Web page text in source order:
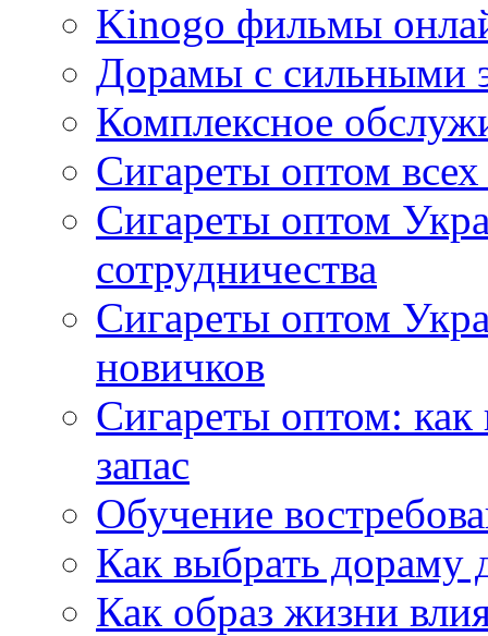
Kinogo фильмы
Дорамы с сильными
Комплексное
Сигареты оптом
Сигареты оптом
сотрудничества
Сигареты оптом
новичков
Сигареты оптом:
запас
Обучение
Как выбрать дораму
Как образ жизни